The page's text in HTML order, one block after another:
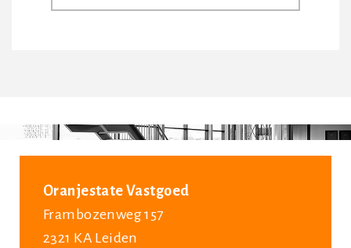
Oranjestate Vastgoed
Frambozenweg 157
2321 KA Leiden